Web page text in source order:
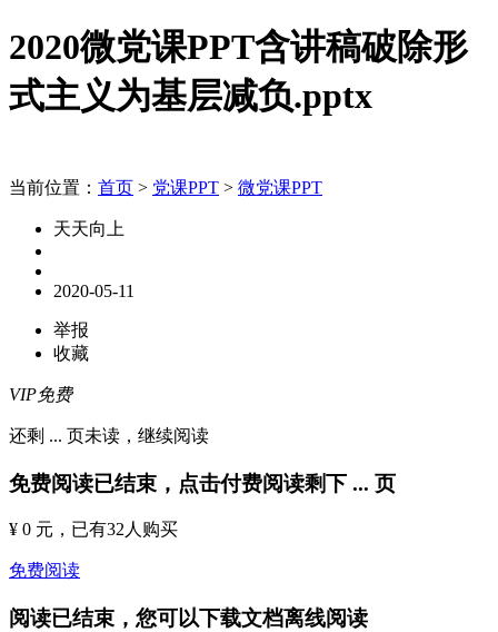
2020微党课PPT含讲稿破除形
式主义为基层减负.pptx
当前位置： 首页 > 党课PPT > 微党课PPT
天天向上
2020-05-11
举报
收藏
VIP免费
还剩 ... 页未读， 继续阅读
免费阅读已结束，点击付费阅读剩下 ... 页
¥ 0 元 ，已有32 人购买
免费阅读
阅读已结束，您可以下载文档离线阅读